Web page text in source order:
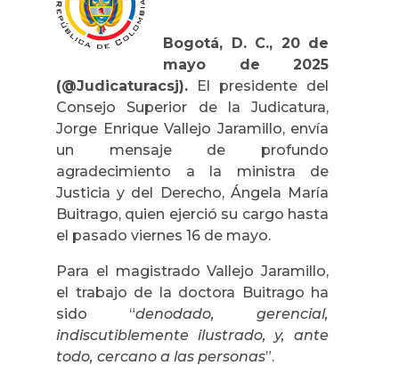
Bogotá, D. C., 20 de
mayo de 2025
(@Judicaturacsj). El presidente del
Consejo Superior de la Judicatura,
Jorge Enrique Vallejo Jaramillo, envía
un mensaje de profundo
agradecimiento a la ministra de
Justicia y del Derecho, Ángela María
Buitrago, quien ejerció su cargo hasta
el pasado viernes 16 de mayo.
Para el magistrado Vallejo Jaramillo,
el trabajo de la doctora Buitrago ha
sido “denodado, gerencial,
indiscutiblemente ilustrado, y, ante
todo, cercano a las personas”.